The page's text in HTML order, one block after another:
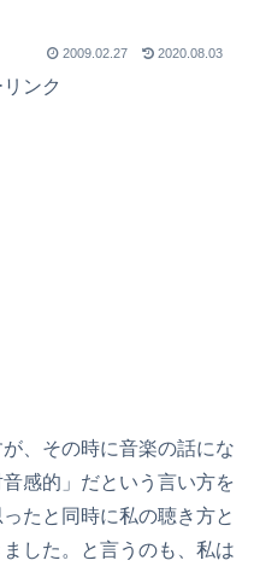
2009.02.27 2020.08.03
ンク
、その時に音楽の話にな
感的」だという言い方を
たと同時に私の聴き方と
した。と言うのも、私は